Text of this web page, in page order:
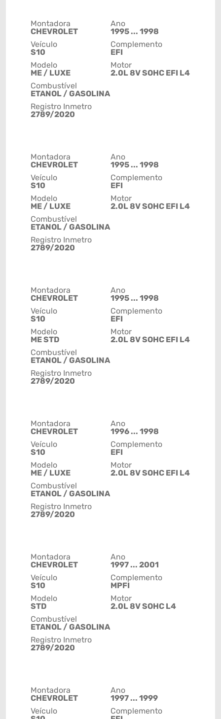
Montadora
CHEVROLET
Veículo
S10
Modelo
ME / LUXE
Ano
1995 ... 1998
Complemento
EFI
Motor
2.0L 8V SOHC EFI L4
Combustível
ETANOL / GASOLINA
Registro Inmetro
2789/2020
Montadora
CHEVROLET
Veículo
S10
Modelo
ME / LUXE
Ano
1995 ... 1998
Complemento
EFI
Motor
2.0L 8V SOHC EFI L4
Combustível
ETANOL / GASOLINA
Registro Inmetro
2789/2020
Montadora
CHEVROLET
Veículo
S10
Modelo
ME STD
Ano
1995 ... 1998
Complemento
EFI
Motor
2.0L 8V SOHC EFI L4
Combustível
ETANOL / GASOLINA
Registro Inmetro
2789/2020
Montadora
CHEVROLET
Veículo
S10
Modelo
ME / LUXE
Ano
1996 ... 1998
Complemento
EFI
Motor
2.0L 8V SOHC EFI L4
Combustível
ETANOL / GASOLINA
Registro Inmetro
2789/2020
Montadora
CHEVROLET
Veículo
S10
Modelo
STD
Ano
1997 ... 2001
Complemento
MPFI
Motor
2.0L 8V SOHC L4
Combustível
ETANOL / GASOLINA
Registro Inmetro
2789/2020
Montadora
CHEVROLET
Veículo
Ano
1997 ... 1999
Complemento